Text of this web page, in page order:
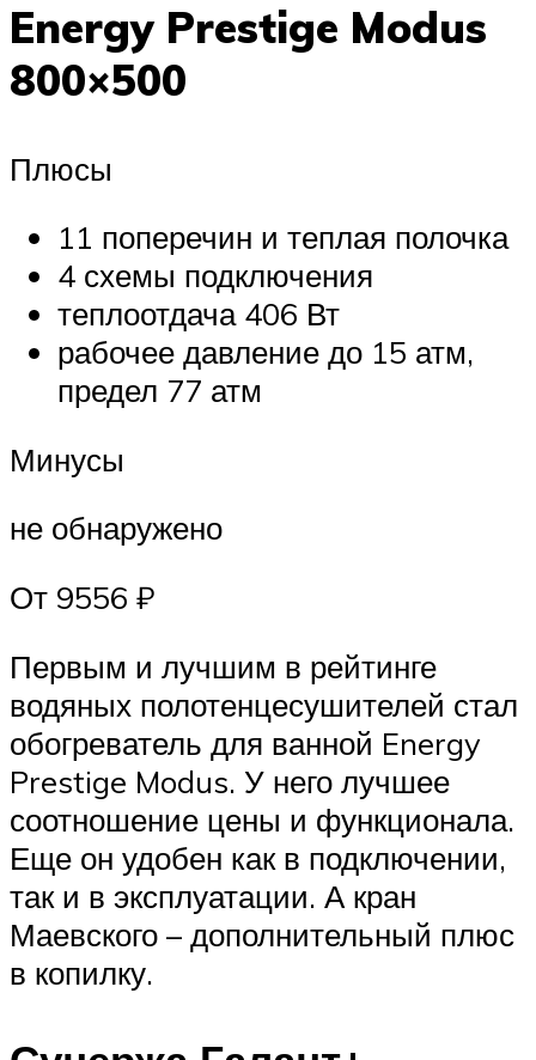
Energy Prestige Modus
800×500
Плюсы
11 поперечин и теплая полочка
4 схемы подключения
теплоотдача 406 Вт
рабочее давление до 15 атм,
предел 77 атм
Минусы
не обнаружено
От 9556 ₽
Первым и лучшим в рейтинге
водяных полотенцесушителей стал
обогреватель для ванной Energy
Prestige Modus. У него лучшее
соотношение цены и функционала.
Еще он удобен как в подключении,
так и в эксплуатации. А кран
Маевского – дополнительный плюс
в копилку.